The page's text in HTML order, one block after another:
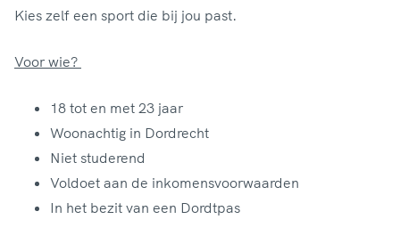
Kies zelf een sport die bij jou past.
Voor wie?
18 tot en met 23 jaar
Woonachtig in Dordrecht
Niet studerend
Voldoet aan de inkomensvoorwaarden
In het bezit van een Dordtpas